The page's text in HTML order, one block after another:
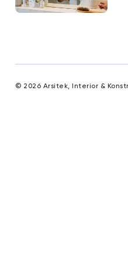
© 2026 Arsitek, Interior &